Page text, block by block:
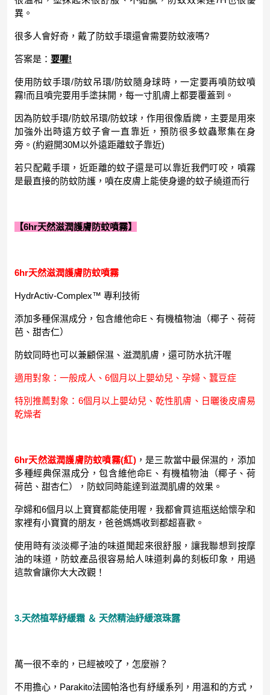
異。
很多人會好奇，戴了防蚊手環還會需要防蚊液嗎?
答案是： 要喔!
使用防蚊手環/防蚊吊環/防蚊隨身球時，一定要再噴防蚊噴
霧!而且噴完要用手塗抹開，每一寸肌膚上都要覆蓋到。
因為防蚊手環/防蚊吊環/防蚊球，作用很像盾牌，主要是用來
加強外出時遠方蚊子會一直靠近，預防很多蚊蟲聚集在身
旁。(約避開30M以外遠距離蚊子靠近)
若只配戴手環，近距離的蚊子還是可以靠近我們叮咬，噴霧
是最直接的防蚊防護，噴在皮膚上能使身邊的蚊子繞道而行
【6hr天然滋潤護膚防蚊噴霧】
6hr天然滋潤護膚防蚊噴霧
HydrActiv-Complex™ 專利技術
添加多種保濕成分，包含維他命E、有機植物油（椰子、荷荷
芭、甜杏仁）
防蚊同時也可以兼顧保濕、滋潤肌膚，還可防水抗汗喔
適用對象：一般成人、6個月以上嬰幼兒、孕婦、蠶豆症
特別推薦對象：6個月以上嬰幼兒、乾性肌膚、日曬後皮膚易
乾燥者
6hr天然滋潤護膚防蚊噴霧(紅)，是三款當中最保濕的，添加
多種經典保濕成分，包含維他命E、有機植物油（椰子、荷
荷芭、甜杏仁），防蚊同時能達到滋潤肌膚的效果。
孕婦和6個月以上寶寶都能使用喔，我都會買這瓶送給懷孕和
家裡有小寶寶的朋友，爸爸媽媽收到都超喜歡。
使用時有淡淡椰子油的味道聞起來很舒服，讓我聯想到按摩
油的味道，防蚊產品很容易給人味道刺鼻的刻板印象，用過
這款會讓你大大改觀！
3.天然植萃紓緩霜 ＆ 天然精油紓緩滾珠露
萬一很不幸的，已經被咬了，怎麼辦？
不用擔心，Parakito法國帕洛也有紓緩系列，用溫和的方式，